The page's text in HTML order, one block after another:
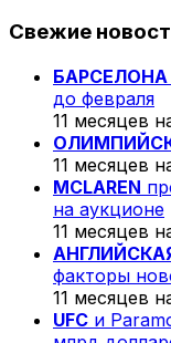
Свежие
БАРСЕЛОНА
до февраля
11 месяцев
11 месяцев
MCLAREN
на аукционе
11 месяцев
факторы
11 месяцев
UFC и